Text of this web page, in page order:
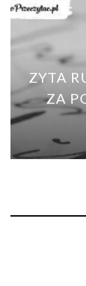
ZYTA
ZA